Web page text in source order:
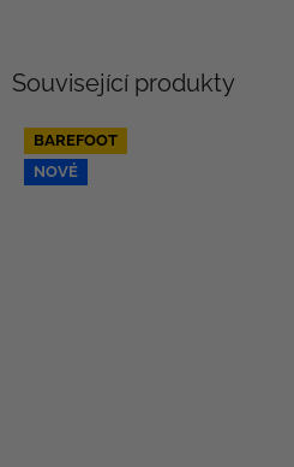
Související produkty
BAREFOOT
NOVÉ